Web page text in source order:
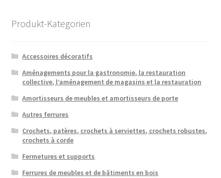
Produkt-Kategorien
Accessoires décoratifs
Aménagements pour la gastronomie, la restauration
collective, l’aménagement de magasins et la restauration
Amortisseurs de meubles et amortisseurs de porte
Autres ferrures
Crochets, patères, crochets à serviettes, crochets robustes,
crochets à corde
Fermetures et supports
Ferrures de meubles et de bâtiments en bois